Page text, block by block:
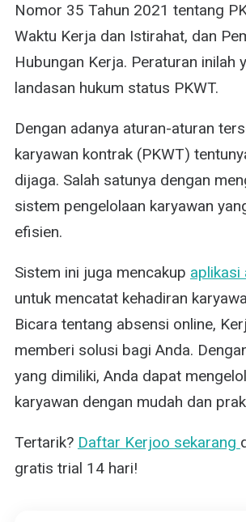
Nomor 35 Tahun 2021 tentang
Waktu Kerja dan Istirahat, dan
Hubungan Kerja. Peraturan inilah
landasan hukum status PKWT.
Dengan adanya aturan-aturan
karyawan kontrak (PKWT)
dijaga. Salah satunya dengan
sistem pengelolaan karyawan
efisien.
Sistem ini juga mencakup aplikasi
untuk mencatat kehadiran
Bicara tentang absensi online,
memberi solusi bagi Anda.
yang dimiliki, Anda dapat
karyawan dengan mudah dan
Tertarik? Daftar Kerjoo sekarang
gratis trial 14 hari!